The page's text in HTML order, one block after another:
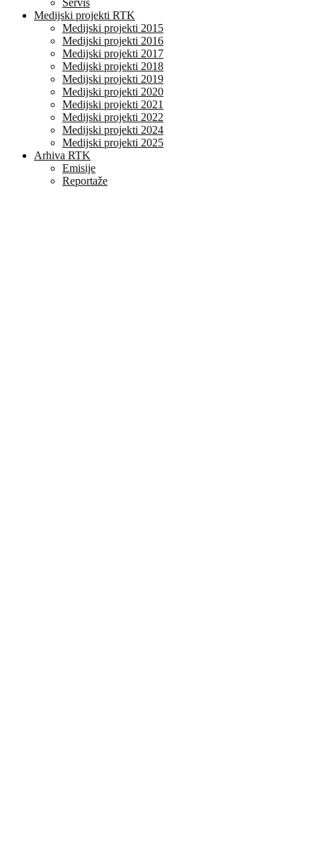
Medijski projekti RTK
Medijski projekti 2015
Medijski projekti 2016
Medijski projekti 2017
Medijski projekti 2018
Medijski projekti 2019
Medijski projekti 2020
Medijski projekti 2021
Medijski projekti 2022
Medijski projekti 2024
Medijski projekti 2025
Arhiva RTK
Emisije
Reportaže